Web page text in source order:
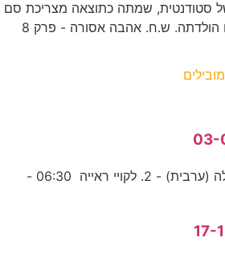
סטודנטית, שמתה כתוצאה מצריכת סם
מורעל במהלך מסיבת יום הולדתה. ש.ח. אהבה אסורה - פרק 8
06:00 - סליחה על השאלה (ערבית) - 2. לקויי ראייה 06:30 -